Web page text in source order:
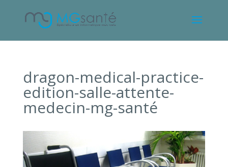
dragon-medical-practice-
edition-salle-attente-
medecin-mg-santé